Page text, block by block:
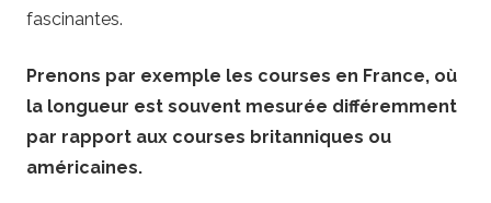
fascinantes.
Prenons par exemple les courses en France, où
la longueur est souvent mesurée différemment
par rapport aux courses britanniques ou
américaines.